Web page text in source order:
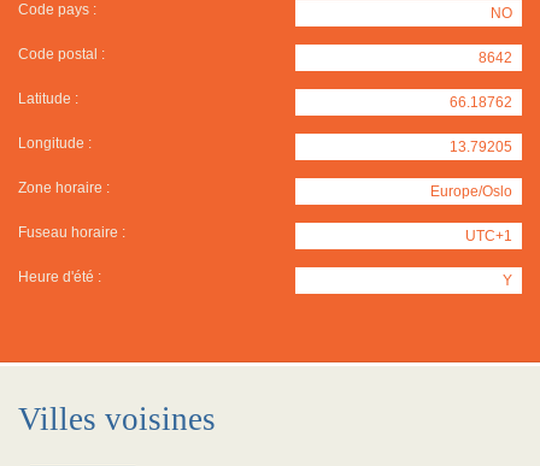
Code pays : NO
Code postal : 8642
Latitude : 66.18762
Longitude : 13.79205
Zone horaire : Europe/Oslo
Fuseau horaire : UTC+1
Heure d'été : Y
Villes voisines